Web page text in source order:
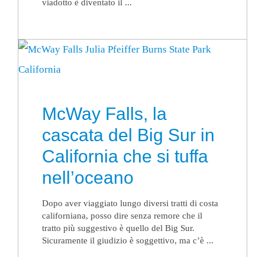
viadotto è diventato il ...
McWay Falls, la
cascata del Big Sur in
California che si tuffa
nell’oceano
Dopo aver viaggiato lungo diversi tratti di costa
californiana, posso dire senza remore che il
tratto più suggestivo è quello del Big Sur.
Sicuramente il giudizio è soggettivo, ma c’è ...